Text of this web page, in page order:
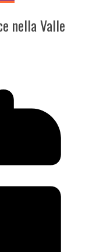
nella Valle